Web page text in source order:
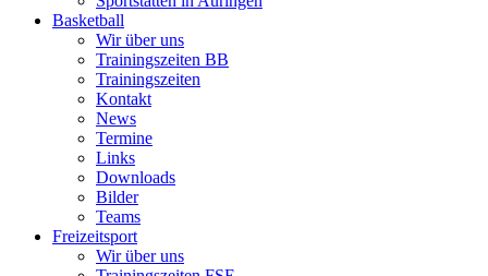
Basketball
Wir über uns
Trainingszeiten BB
Trainingszeiten
Kontakt
News
Termine
Links
Downloads
Bilder
Teams
Freizeitsport
Wir über uns